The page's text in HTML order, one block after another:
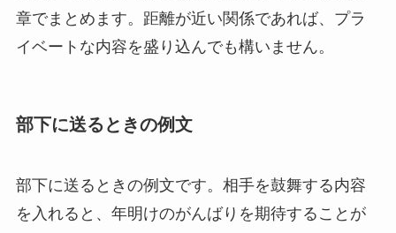
章でまとめます。距離が近い関係であれば、プラ
イベートな内容を盛り込んでも構いません。
部下に送るときの例文
部下に送るときの例文です。相手を鼓舞する内容
を入れると、年明けのがんばりを期待することが